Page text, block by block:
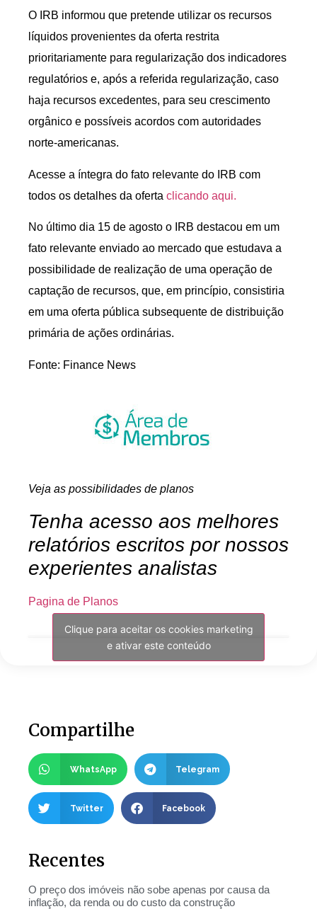
O IRB informou que pretende utilizar os recursos
líquidos provenientes da oferta restrita
prioritariamente para regularização dos indicadores
regulatórios e, após a referida regularização, caso
haja recursos excedentes, para seu crescimento
orgânico e possíveis acordos com autoridades
norte-americanas.
Acesse a íntegra do fato relevante do IRB com
todos os detalhes da oferta clicando aqui.
No último dia 15 de agosto o IRB destacou em um
fato relevante enviado ao mercado que estudava a
possibilidade de realização de uma operação de
captação de recursos, que, em princípio, consistiria
em uma oferta pública subsequente de distribuição
primária de ações ordinárias.
Fonte: Finance News
Veja as possibilidades de planos
Tenha acesso aos melhores
relatórios escritos por nossos
experientes analistas
Pagina de Planos
Clique para aceitar os cookies marketing
e ativar este conteúdo
Compartilhe
WhatsApp Telegram
Twitter Facebook
Recentes
O preço dos imóveis não sobe apenas por causa da
inflação, da renda ou do custo da construção